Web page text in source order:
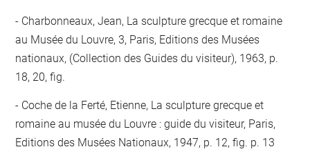
Charbonneaux, Jean, La sculpture grecque et romaine
au Musée du Louvre, 3, Paris, Editions des Musées
nationaux, (Collection des Guides du visiteur), 1963, p.
18, 20, fig.
Coche de la Ferté, Etienne, La sculpture grecque et
romaine au musée du Louvre : guide du visiteur, Paris,
Editions des Musées Nationaux, 1947, p. 12, fig. p. 13